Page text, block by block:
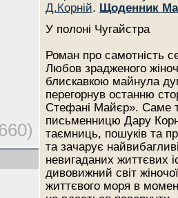
Д.Корній. Щоденник
У полоні Чугайстра
Роман про самотність
Любов зрадженого
блискавкою майнула
перегорнув останню
Стефані Майєр». Саме
письменницю Дару
таємниць, пошуків та
та зачарує
невигаданих життєвих
дивовижний світ
життєвого моря в